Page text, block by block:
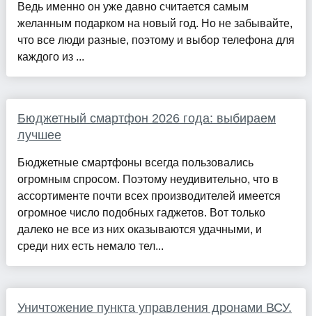
Ведь именно он уже давно считается самым
желанным подарком на новый год. Но не забывайте,
что все люди разные, поэтому и выбор телефона для
каждого из ...
Бюджетный смартфон 2026 года: выбираем
лучшее
Бюджетные смартфоны всегда пользовались
огромным спросом. Поэтому неудивительно, что в
ассортименте почти всех производителей имеется
огромное число подобных гаджетов. Вот только
далеко не все из них оказываются удачными, и
среди них есть немало тел...
Уничтожение пункта управления дронами ВСУ.